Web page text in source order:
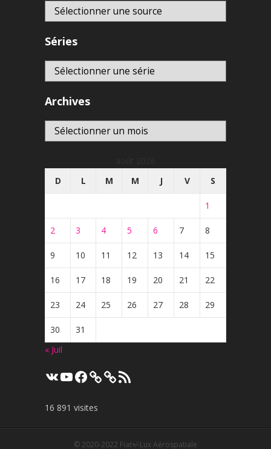
Séries
Archives
Archives
D
L M M J V S
1
2 3 4 5 6 7 8
9 10 11 12 13 14 15
16 17 18 19 20 21 22
23 24 25 26 27 28 29
30
31
« Juil
VK YouTube
Facebook Flux
RSS
16 891 visites
© 2020-2022 Fiat+⁄-Lux Aérospatiale